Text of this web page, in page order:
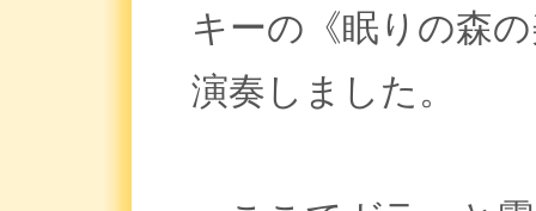
キーの《眠りの森
演奏しました。